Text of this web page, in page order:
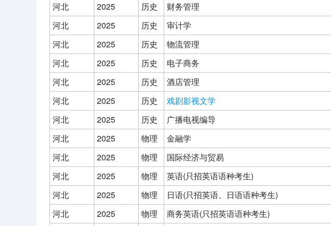
河北
2025 历史 财务管理
河北
2025 历史 审计学
河北
2025 历史 物流管理
河北
2025 历史 电子商务
河北
2025 历史 酒店管理
河北
2025 历史 戏剧影视文学
河北
2025 历史 广播电视编导
河北
2025 物理 金融学
河北
2025 物理 国际经济与贸易
河北
2025 物理 英语(只招英语语种考生)
河北
2025 物理 日语(只招英语、日语语种考生)
河北
2025 物理 商务英语(只招英语语种考生)